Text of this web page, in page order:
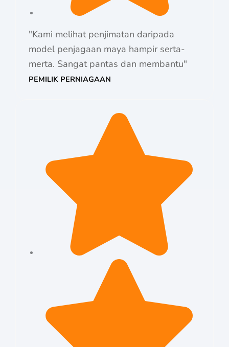
"Kami melihat penjimatan daripada
model penjagaan maya hampir serta-
merta. Sangat pantas dan membantu"
PEMILIK PERNIAGAAN